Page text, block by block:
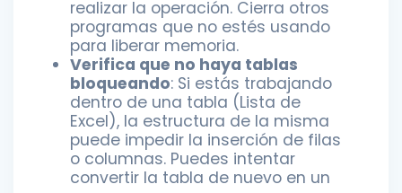
realizar la operación. Cierra otros
programas que no estés usando
para liberar memoria.
Verifica que no haya tablas
bloqueando: Si estás trabajando
dentro de una tabla (Lista de
Excel), la estructura de la misma
puede impedir la inserción de filas
o columnas. Puedes intentar
convertir la tabla de nuevo en un